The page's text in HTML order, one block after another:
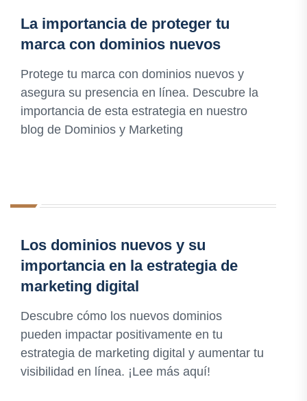
La importancia de proteger tu
marca con dominios nuevos
Protege tu marca con dominios nuevos y
asegura su presencia en línea. Descubre la
importancia de esta estrategia en nuestro
blog de Dominios y Marketing
Los dominios nuevos y su
importancia en la estrategia de
marketing digital
Descubre cómo los nuevos dominios
pueden impactar positivamente en tu
estrategia de marketing digital y aumentar tu
visibilidad en línea. ¡Lee más aquí!